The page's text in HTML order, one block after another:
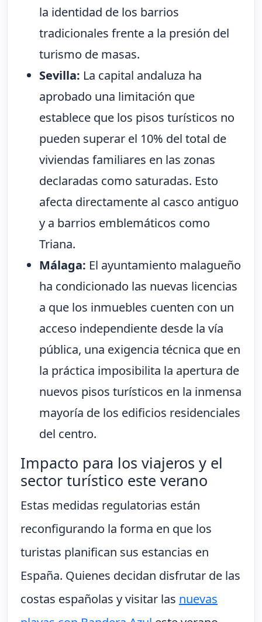
la identidad de los barrios
tradicionales frente a la presión del
turismo de masas.
Sevilla: La capital andaluza ha
aprobado una limitación que
establece que los pisos turísticos no
pueden superar el 10% del total de
viviendas familiares en las zonas
declaradas como saturadas. Esto
afecta directamente al casco antiguo
y a barrios emblemáticos como
Triana.
Málaga: El ayuntamiento malagueño
ha condicionado las nuevas licencias
a que los inmuebles cuenten con un
acceso independiente desde la vía
pública, una exigencia técnica que en
la práctica imposibilita la apertura de
nuevos pisos turísticos en la inmensa
mayoría de los edificios residenciales
del centro.
Impacto para los viajeros y el
sector turístico este verano
Estas medidas regulatorias están
reconfigurando la forma en que los
turistas planifican sus estancias en
España. Quienes decidan disfrutar de las
costas españolas y visitar las nuevas